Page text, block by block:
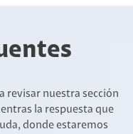
revisar nuestra sección
la respuesta que
donde estaremos